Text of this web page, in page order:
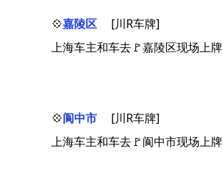
💠嘉陵区
[川R车牌]
上海车主和车去🚩嘉陵区现场上牌
💠阆中市
[川R车牌]
上海车主和车去🚩阆中市现场上牌